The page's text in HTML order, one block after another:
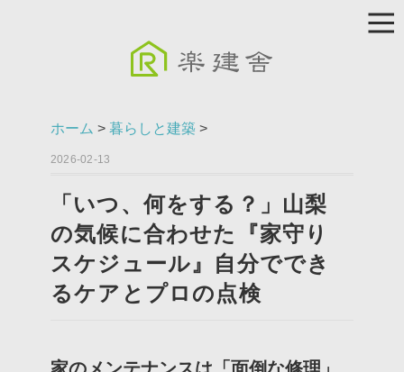
ホーム > 暮らしと建築 >
2026-02-13
「いつ、何をする？」山梨
の気候に合わせた『家守り
スケジュール』自分ででき
るケアとプロの点検